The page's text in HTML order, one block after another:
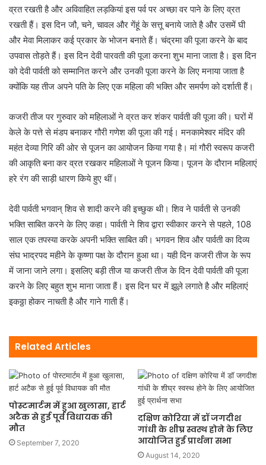
व्रत रखती है और अविवाहित लड़कियां इस पर्व पर अच्छा वर पाने के लिए व्रत
रखती हैं। इस दिन जौ, चने, चावल और गेंहूं के सत्तू बनाये जाते है और उसमें घी
और मेवा मिलाकर कई प्रकार के भोजन बनाते हैं। चंद्रमा की पूजा करने के बाद
उपवास तोड़ते हैं। इस दिन देवी पारवती की पूजा करना शुभ माना जाता है। इस दिन
को देवी पार्वती को सम्मानित करने और उनकी पूजा करने के लिए मनाया जाता है
क्योंकि यह तीज अपने पति के लिए एक महिला की भक्ति और समर्पण को दर्शाती हैं।
कजरी तीज पर गुरुवार को महिलाओं ने व्रत कर शंकर पार्वती की पूजा की। घरों में
केले के पत्ते से मंडप बनाकर गौरी गणेश की पूजा की गई। मनकामेश्वर मंदिर की
महंत देव्या गिरि की ओर से पूजन का आयोजन किया गया है। मां गौरी स्वरूप कजरी
की आकृति बना कर व्रत रखकर महिलाओं ने पूजन किया। पूजन के दौरान महिलाएं
हरे रंग की साड़ी धारण किये हुए थीं।
देवी पार्वती भगवान् शिव से शादी करने की इच्छुक थी। शिव ने पार्वती से उनकी
भक्ति साबित करने के लिए कहा। पार्वती ने शिव द्वारा स्वीकार करने से पहले, 108
साल एक तपस्या करके अपनी भक्ति साबित की। भगवन शिव और पार्वती का दिव्य
संघ भाद्रपद महीने के कृष्णा पक्ष के दौरान हुआ था। यही दिन कजरी तीज के रूप
में जाना जाने लगा। इसलिए बड़ी तीज या कजरी तीज के दिन देवी पार्वती की पूजा
करने के लिए बहुत शुभ माना जाता हैं। इस दिन घर में झूले लगाते है और महिलाएं
इकठ्ठा होकर नाचती है और गाने गाती हैं।
Related Articles
पोस्टमार्टम में हुआ खुलासा, हार्ट
अटैक से हुई पूर्व विधायक की
मौत
September 7, 2020
दक्षिण कोरिया में डॉ जगदीश
गांधी के शीघ्र स्वस्थ होने के लिए
आयोजित हुई प्रार्थना सभा
August 14, 2020